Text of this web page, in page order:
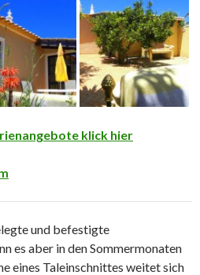
klick hier
und befestigte
es aber in den Sommermonaten
eines Taleinschnittes weitet sich